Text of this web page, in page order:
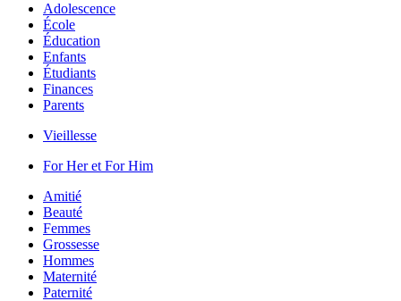
Adolescence
École
Éducation
Enfants
Étudiants
Finances
Parents
Vieillesse
For Her et For Him
Amitié
Beauté
Femmes
Grossesse
Hommes
Maternité
Paternité